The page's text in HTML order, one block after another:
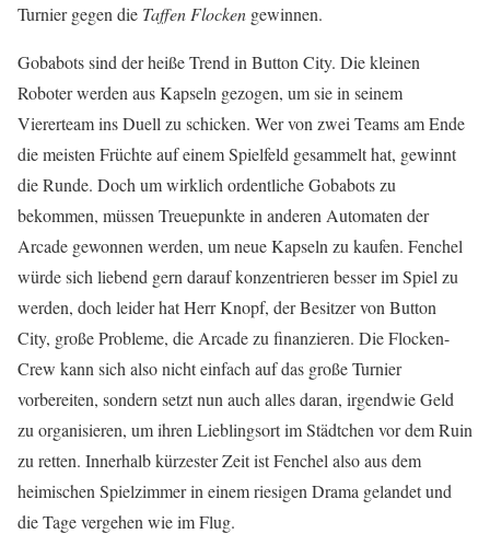
Turnier gegen die Taffen Flocken gewinnen.
Gobabots sind der heiße Trend in Button City. Die kleinen
Roboter werden aus Kapseln gezogen, um sie in seinem
Viererteam ins Duell zu schicken. Wer von zwei Teams am Ende
die meisten Früchte auf einem Spielfeld gesammelt hat, gewinnt
die Runde. Doch um wirklich ordentliche Gobabots zu
bekommen, müssen Treuepunkte in anderen Automaten der
Arcade gewonnen werden, um neue Kapseln zu kaufen. Fenchel
würde sich liebend gern darauf konzentrieren besser im Spiel zu
werden, doch leider hat Herr Knopf, der Besitzer von Button
City, große Probleme, die Arcade zu finanzieren. Die Flocken-
Crew kann sich also nicht einfach auf das große Turnier
vorbereiten, sondern setzt nun auch alles daran, irgendwie Geld
zu organisieren, um ihren Lieblingsort im Städtchen vor dem Ruin
zu retten. Innerhalb kürzester Zeit ist Fenchel also aus dem
heimischen Spielzimmer in einem riesigen Drama gelandet und
die Tage vergehen wie im Flug.